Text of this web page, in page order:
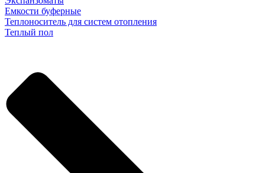
Емкости буферные
Теплоноситель для систем отопления
Теплый пол